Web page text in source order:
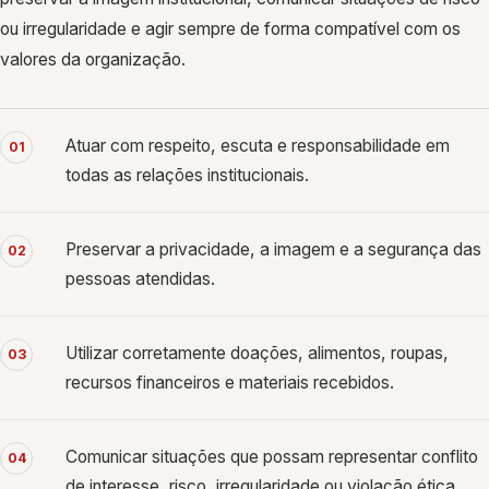
ou irregularidade e agir sempre de forma compatível com os
valores da organização.
01
Atuar com respeito, escuta e responsabilidade em
todas as relações institucionais.
02
Preservar a privacidade, a imagem e a segurança das
pessoas atendidas.
03
Utilizar corretamente doações, alimentos, roupas,
recursos financeiros e materiais recebidos.
04
Comunicar situações que possam representar conflito